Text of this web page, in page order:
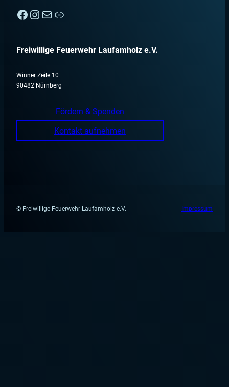
Facebook Instagram E-Mail Nebenan
Freiwillige Feuerwehr Laufamholz e.V.
Winner Zeile 10
90482 Nürnberg
Fördern & Spenden
Kontakt aufnehmen
© Freiwillige Feuerwehr Laufamholz e.V. Impressum